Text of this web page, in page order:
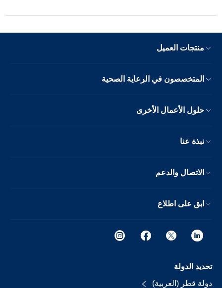
منتجات العميل
المتخصصون في الرعاية الصحية
حلول الأعمال الأخرى
نبذة عنا
الاتصال والدعم
ابق على اطلاع
تحديد الدولة
دولة قطر (العربية)